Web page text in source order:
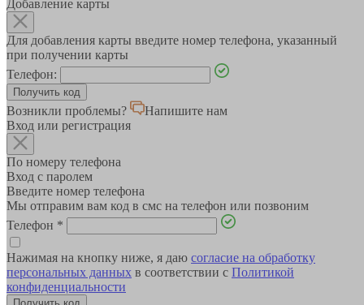
Добавление карты
Для добавления карты введите номер телефона, указанный
при получении карты
Телефон:
Возникли проблемы?
Напишите нам
Вход или регистрация
По номеру телефона
Вход с паролем
Введите номер телефона
Мы отправим вам код в смс на телефон или позвоним
Телефон *
Нажимая на кнопку ниже, я даю согласие на обработку
персональных данных в соответствии с Политикой
конфиденциальности